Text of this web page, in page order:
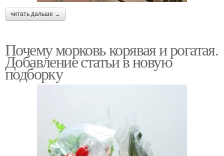
читать дальше →
Почему морковь корявая и рогатая.
Добавление статьи в новую
подборку